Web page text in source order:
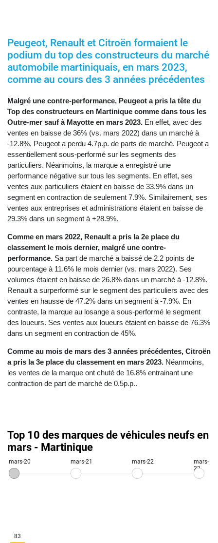
Peugeot, Renault et Citroën formaient le
podium du top des constructeurs du marché
automobile martiniquais, en mars 2023,
comme au cours des 3 années précédentes
Malgré une contre-performance, Peugeot a pris la tête du
Top des constructeurs en Martinique comme dans tous les
Outre-mer sauf à Mayotte en mars 2023. En effet, avec des
ventes en baisse de 36% (vs. mars 2022) dans un marché à
-12.8%, Peugeot a perdu 4.7p.p. de parts de marché. Peugeot a
essentiellement sous-performé sur les segments des
particuliers. Néanmoins, la marque a enregistré une
performance négative sur tous les segments. En effet, ses
ventes aux particuliers étaient en baisse de 33.9% dans un
segment en contraction de seulement 7.9%. Similairement, ses
ventes aux entreprises et administrations étaient en baisse de
29.3% dans un segment à +28.9%.
Comme en mars 2022, Renault a pris la 2e place du
classement le mois dernier, malgré une contre-
performance. Sa part de marché a baissé de 2.2 points de
pourcentage à 11.6% le mois dernier (vs. mars 2022). Ses
volumes étaient en baisse de 26.8% dans un marché à -12.8%.
Renault a surperformé sur le segment des particuliers avec des
ventes en hausse de 47.2% dans un segment à -7.9%. En
contraste, la marque au losange a sous-performé le segment
des loueurs. Ses ventes aux loueurs étaient en baisse de 76.3%
dans un segment en contraction de 45%.
Comme au mois de mars des 3 années précédentes, Citroën
a pris la 3e place du classement en mars 2023. Néanmoins,
les ventes de la marque ont chuté de 16.8% entrainant une
contraction de part de marché de 0.5p.p..